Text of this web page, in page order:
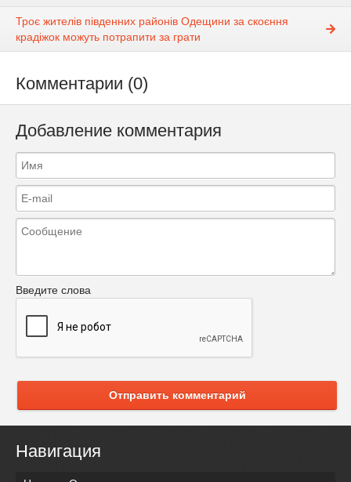
Троє жителів південних районів Одещини за скоєння
крадіжок можуть потрапити за грати
Комментарии (0)
Добавление комментария
Введите слова
Отправить комментарий
Навигация